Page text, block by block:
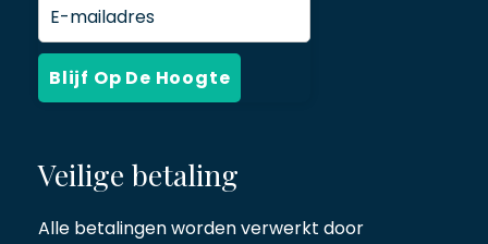
Veilige betaling
Alle betalingen worden verwerkt door